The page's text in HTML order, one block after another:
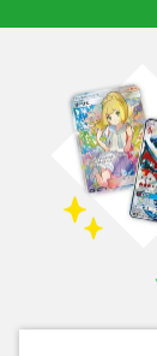
￥7,100
￥6,600
メイのはげまし M3
115/080 SAR